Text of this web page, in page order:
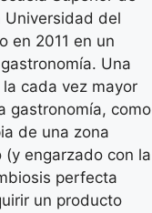
Universidad del
en 2011 en un
Una
la cada vez mayor
gastronomía, como
de una zona
(y engarzado con la
perfecta
un producto